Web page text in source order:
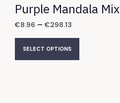
Purple Mandala Mix
€8.96 – €298.13
SELECT OPTIONS